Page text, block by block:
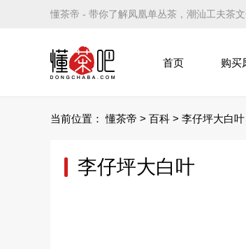
懂茶帝 - 带你了解凤凰单丛茶，潮汕工夫茶
首页 购买
当前位置：懂茶帝 > 百科 > 李仔坪大白叶
李仔坪大白叶